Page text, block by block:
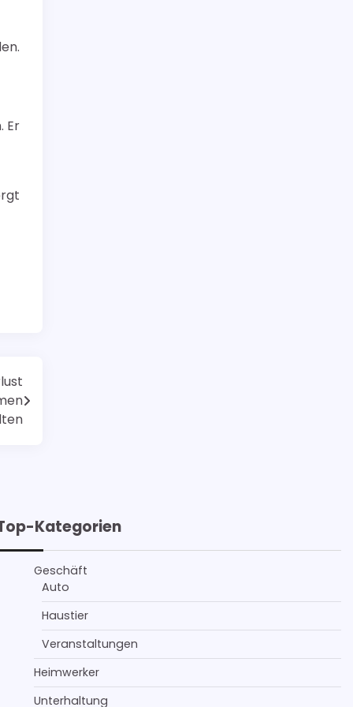
Er
Kategorien
Geschäft
Auto
Haustier
Veranstaltungen
Heimwerker
Unterhaltung